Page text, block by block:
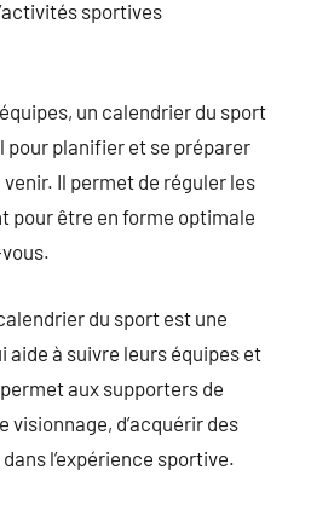
sportives
un calendrier du sport
pour planifier et se préparer
Il permet de réguler les
pour être en forme optimale
du sport est une
aide à suivre leurs équipes et
aux supporters de
visionnage, d’acquérir des
l’expérience sportive.